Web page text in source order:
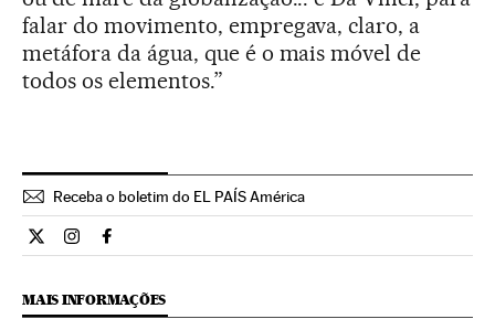
falar do movimento, empregava, claro, a
metáfora da água, que é o mais móvel de
todos os elementos.”
Receba o boletim do EL PAÍS América
Cultura El País Brasil en Twitter
Cultura El País Brasil en Instagram
Cultura El País Brasil en Facebook
MAIS INFORMAÇÕES